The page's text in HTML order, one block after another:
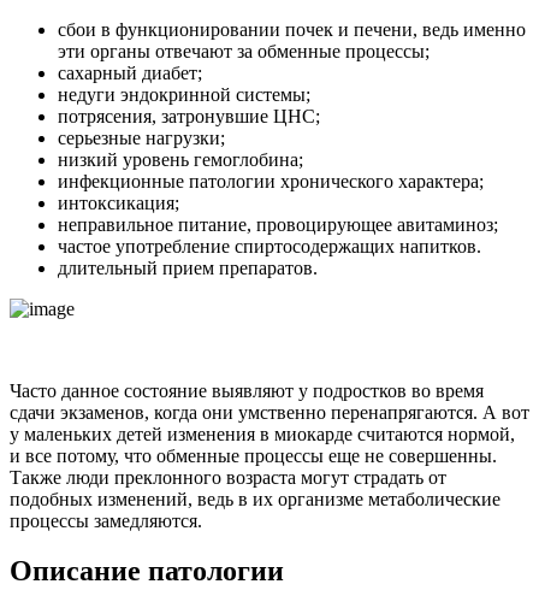
сбои в функционировании почек и печени, ведь именно
эти органы отвечают за обменные процессы;
сахарный диабет;
недуги эндокринной системы;
потрясения, затронувшие ЦНС;
серьезные нагрузки;
низкий уровень гемоглобина;
инфекционные патологии хронического характера;
интоксикация;
неправильное питание, провоцирующее авитаминоз;
частое употребление спиртосодержащих напитков.
длительный прием препаратов.
Часто данное состояние выявляют у подростков во время
сдачи экзаменов, когда они умственно перенапрягаются. А вот
у маленьких детей изменения в миокарде считаются нормой,
и все потому, что обменные процессы еще не совершенны.
Также люди преклонного возраста могут страдать от
подобных изменений, ведь в их организме метаболические
процессы замедляются.
Описание патологии